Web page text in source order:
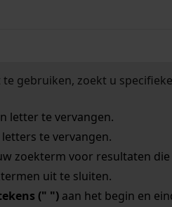
gebruiken, zoekt u
letter te vervangen.
te vervangen.
zoekterm voor resultaten die
uit te sluiten.
(" ")aan het begin en